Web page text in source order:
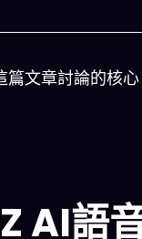
篇文章討論的核心
AI語